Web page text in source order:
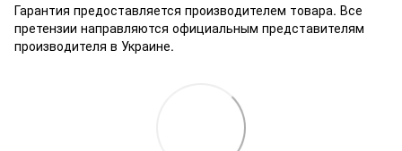
Гарантия предоставляется производителем товара. Все
претензии направляются официальным представителям
производителя в Украине.